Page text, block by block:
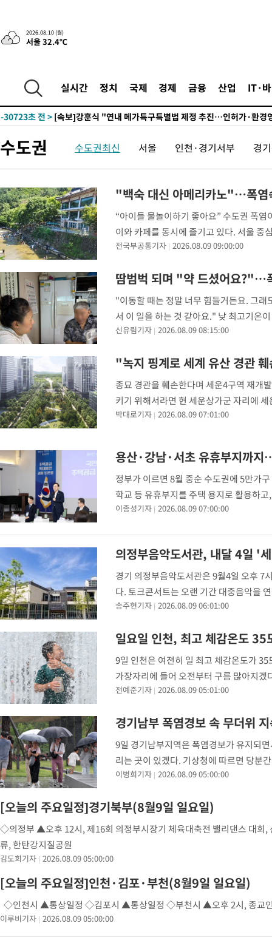
2026.08.10 (월)
서울 32.4℃
실시간 정치 국제 경제 금융 산업 IT·
-31524초 전 >
[속보]강훈식 "충청권 246조·영남권 107조 투자 프로젝트 올
-31171초 전 >
진…상생무역금융 5조 공급"
-30723초 전 > [속보]강훈식 "연내 메가특구특별법 제정 추진…인허가·환경
대
-28335초 전 >
누그러진 극한 폭염…'낮 최고 34도' 무더위는 이어져[내일날
-24926초 전 >제주 골프장서 멧돼지 출현 결국 사살…'이용객 대피'
-22744초 전 >[속보]원·달러 환율, 2.3원 오른 1418.4원 마감
-22588초 전 >[속보]코스피, 40.89포인트(0.65%) 오른 6299.66 마감
-22574초 전 >[속보]코스닥, 55.66포인트(6.97%) 오른 854.47 마감
-19281초 전 >대포통장 107개로 불법도박 수익 5062억 세탁…19명 검거
-17758초 전 >[속보]이 대통령 "2028년 중순까지 광주 군공항 기능 다른 군
-14908초 전 >포항스틸야드 관중석 천장 석재 낙하…K리그 전구장 긴급 점검
-3556초 전 >[속보]'전장연 시위' 1호선 용산역 상행선 무정차 통과 종료
-2034초 전 >[속보]코스닥 지수 5%대 급등에 '매수 사이드카' 발동
11분 전 > [속보]원·달러 환율, 오전 9시 1410.3원
15분 전 > [속보]코스닥, 8.85포인트(1.11%) 오른 807.66 개장
15분 전 >[속보]코스피, 47.56포인트(0.76%) 오른 6306.33 개장
41분 전 >[속보]지하철 1호선 상행선 용산역 무정차 통과…"집회·시위"
1시간 전 >'낮 최고 34도' 전국 더위 지속…강원·경상권 오전 비
1시간 전 >파키스탄 보안군, 대 테러작전으로 남서부의 무장세력 소탕전..15
해
-31524초 전 >[속보]강훈식 "충청권 246조·영남권 107조 투자 프로젝트 올
진…상생무역금융 5조 공급"
-30723초 전 >
[속보]강훈식 "연내 메가특구특별법 제정 추진…인허가·환경
평가 단축"
-29091초 전 >[속보]경찰, '내부 비리' 자진신고자 징계 감면…포상금 1억으
-28335초 전 >누그러진 극한 폭염…'낮 최고 34도' 무더위는 이어져[내일날
-24926초 전 >제주 골프장서 멧돼지 출현 결국 사살…'이용객 대피'
-22744초 전 >[속보]원·달러 환율, 2.3원 오른 1418.4원 마감
-22574초 전 >[속보]코스닥, 55.66포인트(6.97%) 오른 854.47 마감
-19281초 전 > 대포통장 107개로 불법도박 수익 5062억 세탁…19명 검거
-17758초 전 >[속보]이 대통령 "2028년 중순까지 광주 군공항 기능 다른 군
으로 임시 배치해 산단 조기 착공"
-14908초 전 >포항스틸야드 관중석 천장 석재 낙하…K리그 전구장 긴급 점검
-2034초 전 >[속보]코스닥 지수 5%대 급등에 '매수 사이드카' 발동
11분 전 >[속보]원·달러 환율, 오전 9시 1410.3원
15분 전 >[속보]코스닥, 8.85포인트(1.11%) 오른 807.66 개장
15분 전 >[속보]코스피, 47.56포인트(0.76%) 오른 6306.33 개장
1시간 전 >'낮 최고 34도' 전국 더위 지속…강원·경상권 오전 비
1시간 전 >파키스탄 보안군, 대 테러작전으로 남서부의 무장세력 소탕전..15
해
수도권 수도권최신 서울 인천·경기서부 경
"백숙 대신 아메리카노"…폭
“아이들 물놀이하기 좋아요” 수도권 폭
이와 카페를 동시에 즐기고 있다. 서울 중
의 한 카페를 찾았다. 피서를 즐기는 시민
전국부공통기자 2026.08.09 09:00:00
땀범벅 되며 "약 드셨어요?"…
"이동할 때는 정말 너무 힘들거든요. 그
서 이 일을 하는 것 같아요." 낮 최고기온
활센터 소속 7년 차 생활지원사 유모(52)
신유림기자 2026.08.09 08:15:00
"녹지 핑계로 세계 유산 경관
종묘 경관을 훼손한다며 세운4구역 재개
키기 위해서라면 현 세운상가군 자리에
시의회에 따르면 우리문화숨결과 국가유
박대로기자 2026.08.09 07:01:00
용산·강남·서초 유휴부지까
정부가 이르면 8월 중순 수도권에 5만가
학교 등 유휴부지를 주택 용지로 활용하
안이 핵심 축으로 거론된다. 이미 확보된
이종성기자 2026.08.09 07:00:00
의정부음악도서관, 내달 4일 '
경기 의정부음악도서관은 9월4일 오후 7
다. 토크콘서트는 오랜 기간 대중음악을
로덕션 대표가 K팝을 주제로 이야기를 나
송주현기자 2026.08.09 06:01:00
일요일 인천, 최고 체감온도
9일 인천은 여전히 일 최고 체감온도가
가장자리에 들어 오전부터 구름 많아지
를 보이겠다"며 "당분간 일최고체감온도
전예준기자 2026.08.09 05:01:00
경기남부 폭염경보 속 무더위
9일 경기남부지역은 폭염경보가 유지되
리는 곳이 있겠다. 기상청에 따르면 당분
다. 아침 최저기온은 수원 25도 등 24~26
이병희기자 2026.08.09 05:00:00
[오늘의 주요일정]경기북부(8월9일 일요일)
◇의정부 ▲오후 12시, 제16회 의정부시장기 체육대축전 밸리댄스 대
류, 한탄강지질공원
김도희기자 2026.08.09 05:00:00
[오늘의 주요일정]인천·김포·부천(8월9일 일요일)
◇인천시 ▲통상일정 ◇김포시 ▲통상일정 ◇부천시 ▲오후 2시, 종교인
이루비기자 2026.08.09 05:00:00